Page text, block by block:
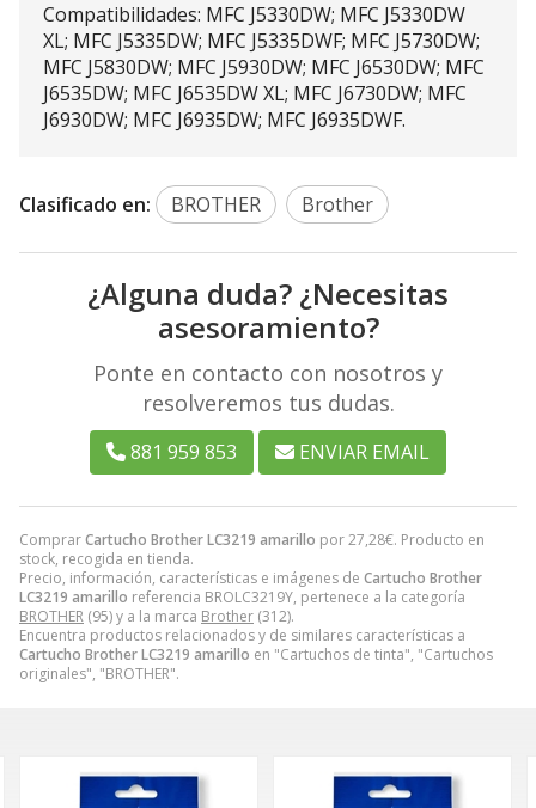
ComprarCartucho Brother LC3219 amarillo por27,28€. Producto en
stock, recogida en tienda.
Precio, información, características e imágenes de Cartucho Brother
LC3219 amarillo referencia BROLC3219Y, pertenece a la categoría
BROTHER (95) y a la marca Brother (312).
Encuentra productos relacionados y de similares características a
Cartucho Brother LC3219 amarillo en "Cartuchos de tinta", "Cartuchos
originales", "BROTHER".
Compatibilidades: MFC J5330DW; MFC J5330DW
XL; MFC J5335DW; MFC J5335DWF; MFC J5730DW;
MFC J5830DW; MFC J5930DW; MFC J6530DW; MFC
J6535DW; MFC J6535DW XL; MFC J6730DW; MFC
J6930DW; MFC J6935DW; MFC J6935DWF.
Clasificado en: BROTHER Brother
¿Alguna duda? ¿Necesitas
asesoramiento?
Ponte en contacto con nosotros y
resolveremos tus dudas.
881 959 853 ENVIAR EMAIL